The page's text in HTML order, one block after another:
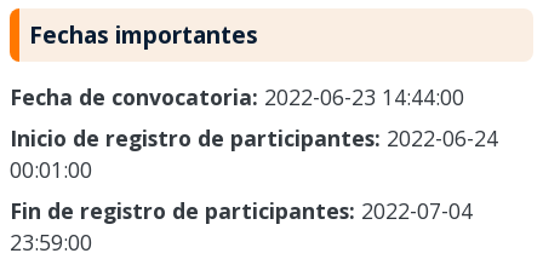
Fechas importantes
Fecha de convocatoria: 2022-06-23 14:44:00
Inicio de registro de participantes: 2022-06-24
00:01:00
Fin de registro de participantes: 2022-07-04
23:59:00